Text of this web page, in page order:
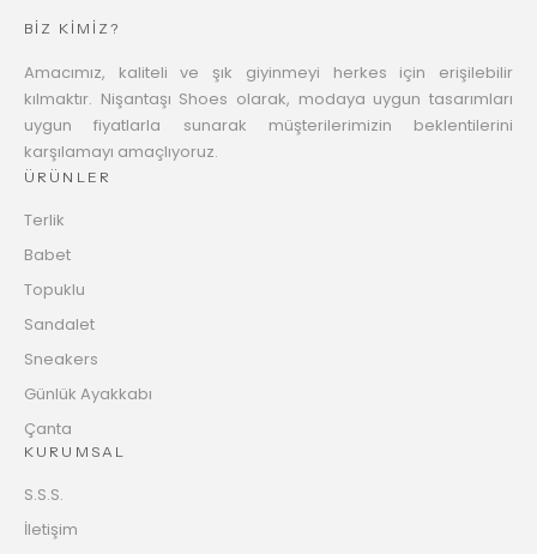
BİZ KİMİZ?
Amacımız, kaliteli ve şık giyinmeyi herkes için erişilebilir
kılmaktır. Nişantaşı Shoes olarak, modaya uygun tasarımları
uygun fiyatlarla sunarak müşterilerimizin beklentilerini
karşılamayı amaçlıyoruz.
ÜRÜNLER
Terlik
Babet
Topuklu
Sandalet
Sneakers
Günlük Ayakkabı
Çanta
KURUMSAL
S.S.S.
İletişim